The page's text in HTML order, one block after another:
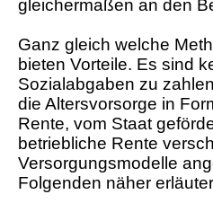
gleichermaßen an den
Ganz gleich welche
bieten Vorteile. Es sind
Sozialabgaben zu
die Altersvorsorge in
Rente, vom Staat
betriebliche Rente
Versorgungsmodelle
Folgenden näher